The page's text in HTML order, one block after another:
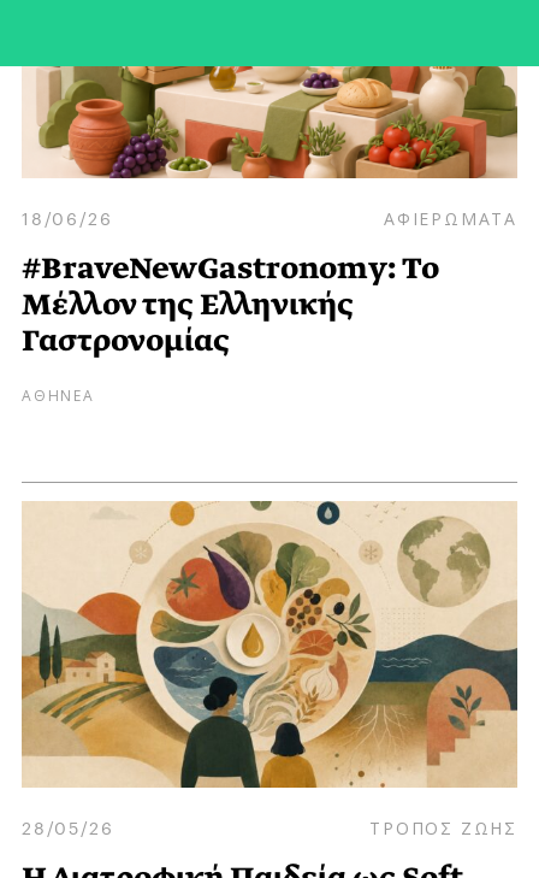
18/06/26 ΑΦΙΕΡΩΜΑΤΑ
#BraveNewGastronomy: Το
Mέλλον της Eλληνικής
Γαστρονομίας
ΑΘΗΝΕΑ
28/05/26 ΤΡΟΠΟΣ ΖΩΗΣ